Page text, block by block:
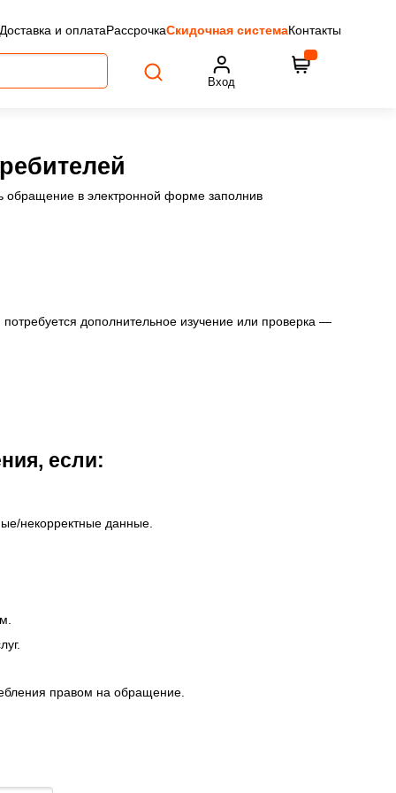
Доставка и оплатаРассрочкаСкидочная системаКонтакты
Вход
обращение в электронной форме заполнив
дополнительное изучение или проверка —
если:
некорректные данные.
правом на обращение.